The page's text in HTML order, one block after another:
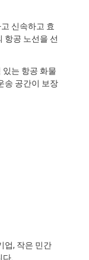
신속하고 효
항공 노선을 선
는 항공 화물
송 공간이 보장
업, 작은 민간
다.